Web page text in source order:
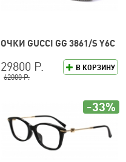
ОЧКИ GUCCI GG 3861/S Y6C
В КОРЗИНУ
29800 Р.
62000 Р.
-33%